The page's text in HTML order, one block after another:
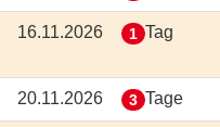
16.11.2026 1 Tag
20.11.2026 3 Tage